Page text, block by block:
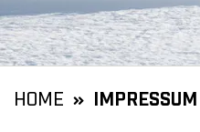
HOME IMPRESSUM